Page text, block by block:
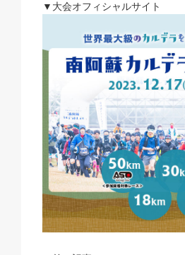
▼大会オフィシャルサイト